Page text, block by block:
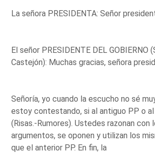
La señora PRESIDENTA: Señor
El señor PRESIDENTE DEL GOBIERNO
Castejón): Muchas gracias, señora
Señoría, yo cuando la escucho no sé
estoy contestando, si al antiguo PP o al
(Risas.-Rumores). Ustedes razonan con
argumentos, se oponen y utilizan los
que el anterior PP. En fin, la